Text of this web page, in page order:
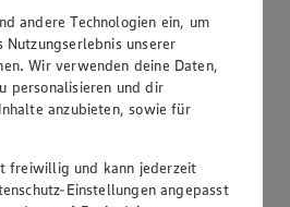
gute Pfanne erkennen?
Material weist eine gute
auf: Sie ist stabil und
plan auf dem Kochfeld aufliegen.
an e…
andere Technologien ein, um
unserer
Wir verwenden deine Daten,
personalisieren und dir
anzubieten, sowie für
freiwillig und kann jederzeit
Einstellungen angepasst